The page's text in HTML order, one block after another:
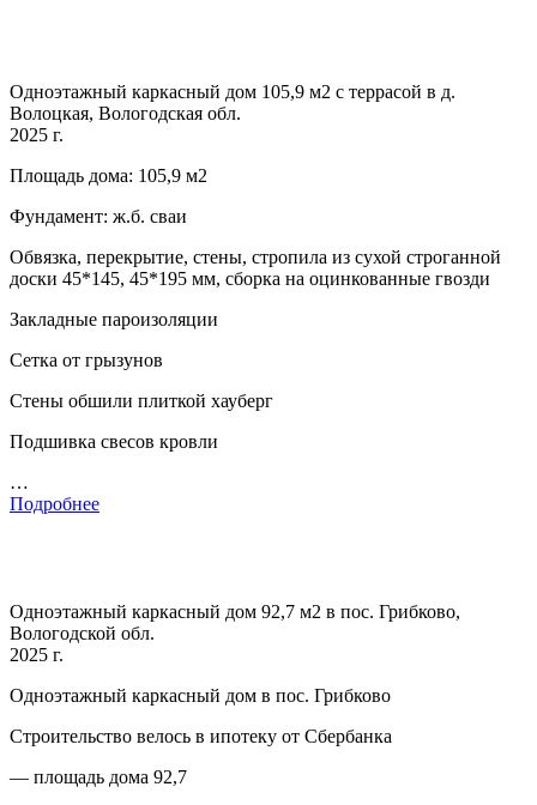
Одноэтажный каркасный дом 105,9 м2 с террасой в д.
Волоцкая, Вологодская обл.
2025 г.
Площадь дома: 105,9 м2
Фундамент: ж.б. сваи
Обвязка, перекрытие, стены, стропила из сухой строганной
доски 45*145, 45*195 мм, сборка на оцинкованные гвозди
Закладные пароизоляции
Сетка от грызунов
Стены обшили плиткой хауберг
Подшивка свесов кровли
…
Подробнее
Одноэтажный каркасный дом 92,7 м2 в пос. Грибково,
Вологодской обл.
2025 г.
Одноэтажный каркасный дом в пос. Грибково
Строительство велось в ипотеку от Сбербанка
— площадь дома 92,7